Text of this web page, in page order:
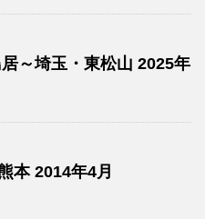
～埼玉・東松山 2025年
本 2014年4月